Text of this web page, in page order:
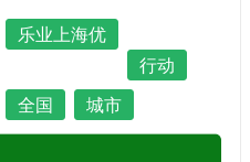
乐业上海优
行动
全国 城市